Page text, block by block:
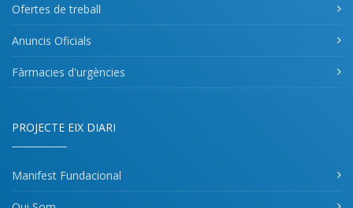
Ofertes de treball
Anuncis Oficials
Fàrmacies d'urgències
PROJECTE EIX DIARI
Manifest Fundacional